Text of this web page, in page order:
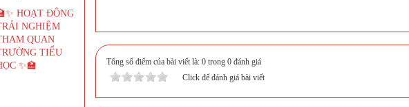
Tổng số điểm của bài viết là: 0 trong 0 đánh giá
Click để đánh giá bài viết
HOẠT ĐỘNG
NGHIỆM
QUAN
TIỂU
✨🏫